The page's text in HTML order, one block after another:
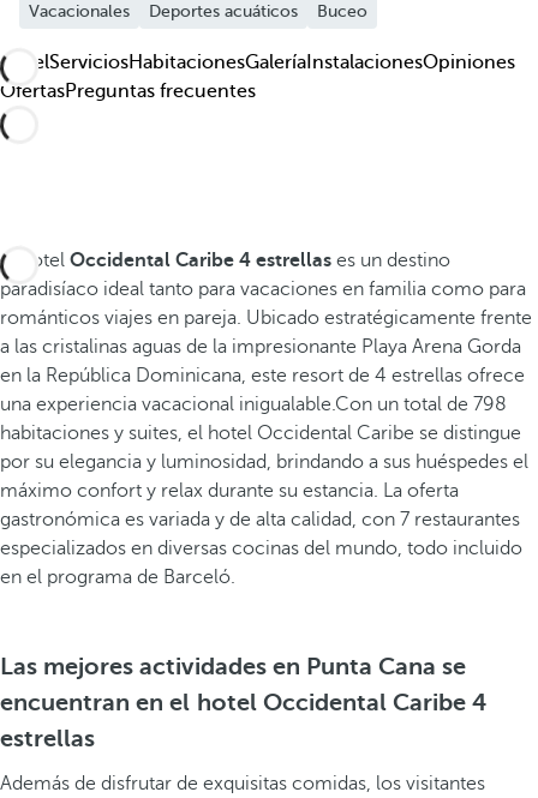
Vacacionales
Deportes acuáticos Buceo
HotelServiciosHabitacionesGalería InstalacionesOpiniones
OfertasPreguntas frecuentes
El hotel Occidental Caribe 4 estrellas es un destino
paradisíaco ideal tanto para vacaciones en familia como para
románticos viajes en pareja. Ubicado estratégicamente frente
a las cristalinas aguas de la impresionante Playa Arena Gorda
en la República Dominicana, este resort de 4 estrellas ofrece
una experiencia vacacional inigualable.Con un total de 798
habitaciones y suites, el hotel Occidental Caribe se distingue
por su elegancia y luminosidad, brindando a sus huéspedes el
máximo confort y relax durante su estancia. La oferta
gastronómica es variada y de alta calidad, con 7 restaurantes
especializados en diversas cocinas del mundo, todo incluido
en el programa de Barceló.
Las mejores actividades en Punta Cana se
encuentran en el hotel Occidental Caribe 4
estrellas
Además de disfrutar de exquisitas comidas, los visitantes